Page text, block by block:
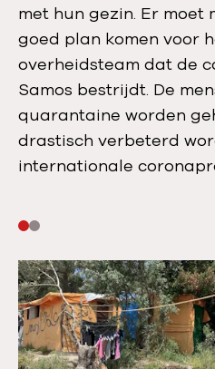
met hun gezin. Er moet
goed plan komen voor
overheidsteam dat de
Samos bestrijdt. De
quarantaine worden
drastisch verbeterd
internationale